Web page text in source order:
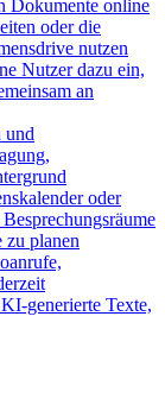
Dokumente online
oder die
nutzen
Nutzer dazu ein,
an
und
oder
zu planen
generierte Texte,